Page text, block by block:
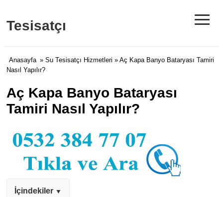
Tesisatçı ≡
Anasayfa » Su Tesisatçı Hizmetleri » Aç Kapa Banyo Bataryası Tamiri
Nasıl Yapılır?
Aç Kapa Banyo Bataryası
Tamiri Nasıl Yapılır?
İçindekiler